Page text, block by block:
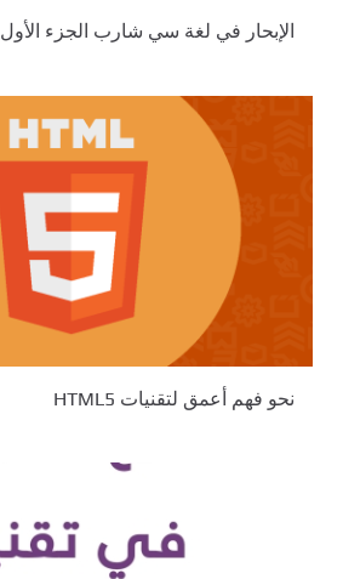
الإبحار في لغة سي شارب الجزء الأول
نحو فهم أعمق لتقنيات HTML5